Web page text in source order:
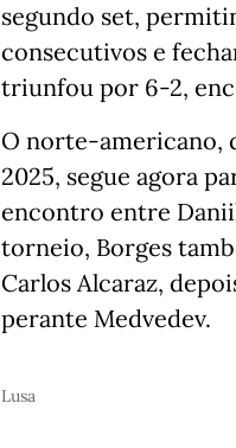
segundo set,
consecutivos e
triunfou por 6-2,
O norte-americano,
2025, segue agora
encontro entre
torneio, Borges
Carlos Alcaraz,
perante Medvedev.
Lusa